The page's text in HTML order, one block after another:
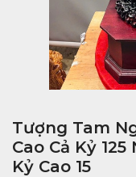
Tượng Tam
Cao Cả Kỷ
Kỷ Cao 15